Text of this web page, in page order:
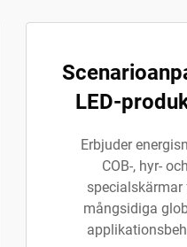
LED-
Erbjuder
COB-, hyr- och
specialskärmar
mångsidiga